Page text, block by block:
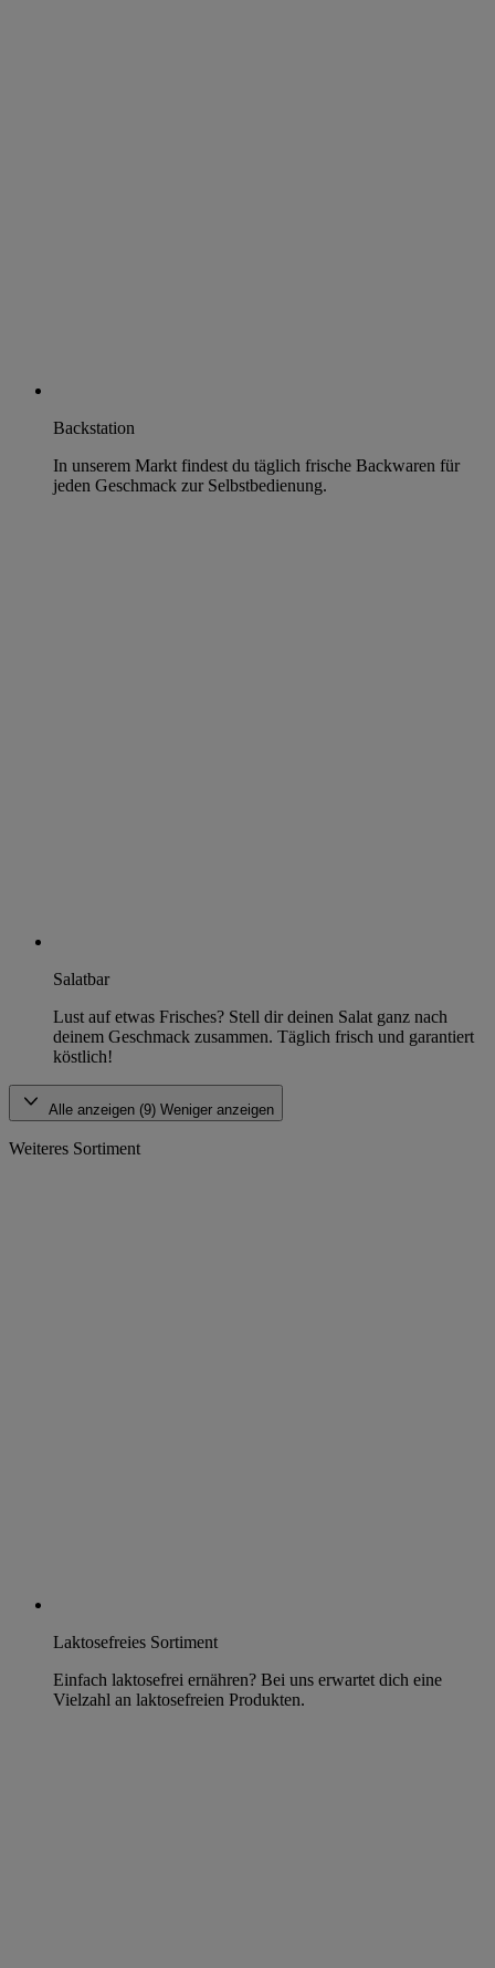
Backstation
In unserem Markt findest du täglich frische Backwaren für
jeden Geschmack zur Selbstbedienung.
Salatbar
Lust auf etwas Frisches? Stell dir deinen Salat ganz nach
deinem Geschmack zusammen. Täglich frisch und garantiert
köstlich!
Alle anzeigen (9) Weniger anzeigen
Weiteres Sortiment
Laktosefreies Sortiment
Einfach laktosefrei ernähren? Bei uns erwartet dich eine
Vielzahl an laktosefreien Produkten.